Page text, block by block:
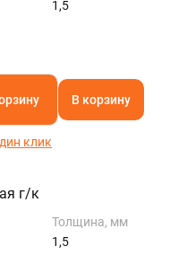
1,5
В корзину
клик
г/к
Толщина, мм
1,5